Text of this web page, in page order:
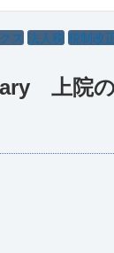
ス 法人税 税制改
上院